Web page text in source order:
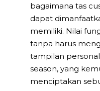
bagaimana tas
dapat
memiliki. Nilai
tanpa harus
tampilan
season, yang
menciptakan